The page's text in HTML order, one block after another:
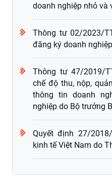
doanh nghiệp nhỏ và
Thông tư 02/2023/
đăng ký doanh
Thông tư 47/2019/
chế độ thu, nộp,
thông tin doanh
nghiệp do Bộ trưởng
Quyết định 27/
kinh tế Việt Nam do